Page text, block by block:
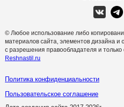
© Любое использование либо
материалов сайта, элементов дизайна и
с разрешения правообладателя и только
Reshnastil.ru
Политика конфиденциальности
Пользовательское соглашение